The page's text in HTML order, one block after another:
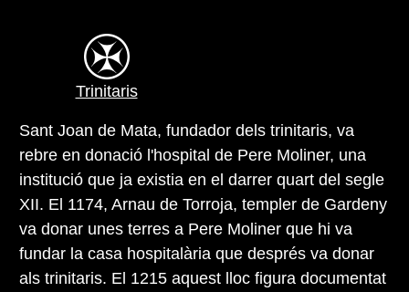
Trinitaris
Sant Joan de Mata, fundador dels trinitaris, va
rebre en donació l'hospital de Pere Moliner, una
institució que ja existia en el darrer quart del segle
XII. El 1174, Arnau de Torroja, templer de Gardeny
va donar unes terres a Pere Moliner que hi va
fundar la casa hospitalària que després va donar
als trinitaris. El 1215 aquest lloc figura documentat